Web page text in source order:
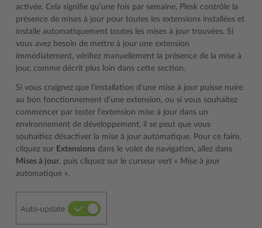
activée. Cela signifie qu’une fois par semaine, Plesk contrôle la
présence de mises à jour pour toutes les extensions installées et
installe automatiquement toutes les mises à jour trouvées. Si
vous avez besoin de mettre à jour une extension
immédiatement, vérifiez manuellement la présence de la mise à
jour, comme décrit plus loin dans cette section.
Si vous craignez que l’installation d’une mise à jour puisse nuire
au bon fonctionnement d’une extension, ou si vous souhaitez
commencer par tester l’extension mise à jour dans un
environnement de développement, il se peut que vous
souhaitiez désactiver la mise à jour automatique. Pour ce faire,
cliquez sur Extensions dans le volet de navigation, allez dans
Mises à jour, puis cliquez sur le curseur vert « Mise à jour
automatique ».